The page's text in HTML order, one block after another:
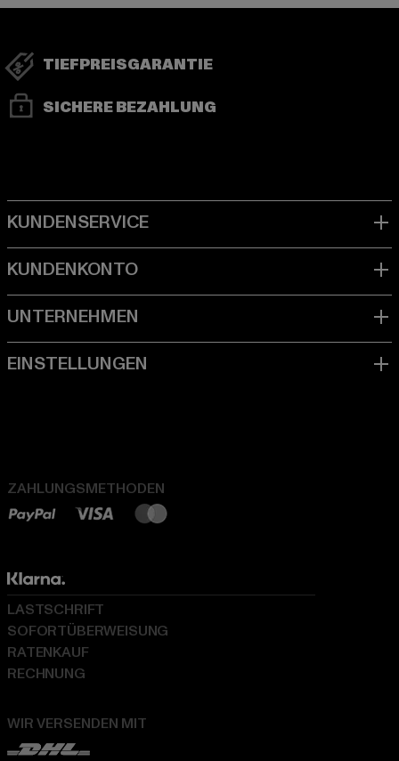
TIEFPREISGARANTIE
SICHERE BEZAHLUNG
ZAHLUNGSMETHODEN
WIR VERSENDEN MIT
LASTSCHRIFT
SOFORTÜBERWEISUNG
RATENKAUF
RECHNUNG